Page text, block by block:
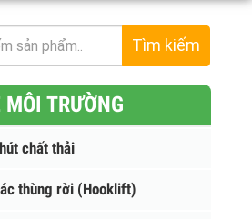
Tìm kiếm
MÔI TRƯỜNG
hút chất thải
rác thùng rời (Hooklift)